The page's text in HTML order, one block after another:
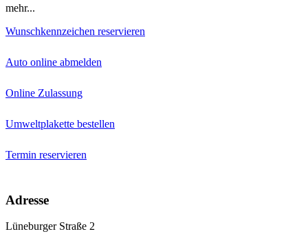
mehr...
Wunschkennzeichen reservieren
Auto online abmelden
Online Zulassung
Umweltplakette bestellen
Termin reservieren
Adresse
Lüneburger Straße 2